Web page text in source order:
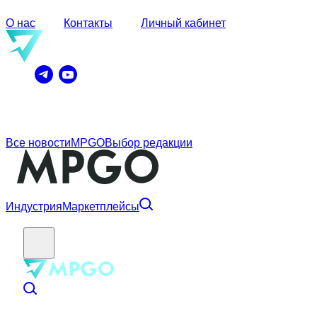
О нас Контакты Личный кабинет
Все новостиMPGOВыбор редакции
ИндустрияМаркетплейсы